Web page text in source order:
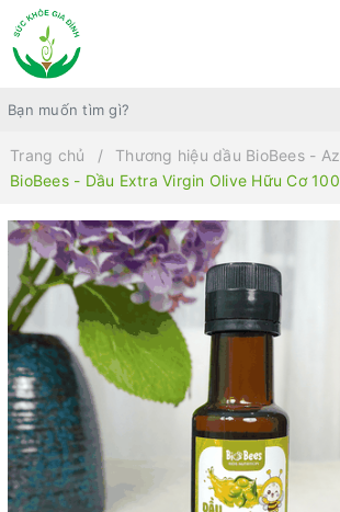
Trang chủ
Thương hiệu dầu BioBees -
BioBees - Dầu Extra Virgin Olive Hữu Cơ